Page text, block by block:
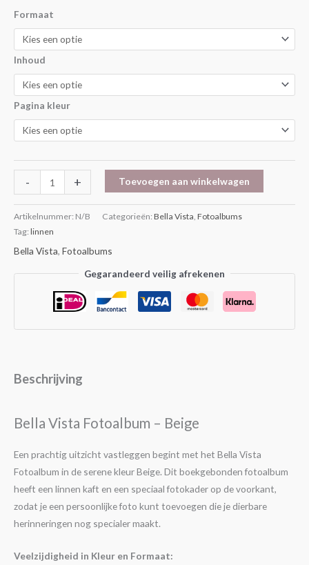
Formaat
Inhoud
Pagina kleur
- + Toevoegen aan winkelwagen
Artikelnummer: N/B Categorieën: Bella Vista, Fotoalbums
Tag: linnen
Bella Vista, Fotoalbums
Gegarandeerd veilig afrekenen
Beschrijving
Bella Vista Fotoalbum – Beige
Een prachtig uitzicht vastleggen begint met het Bella Vista
Fotoalbum in de serene kleur Beige. Dit boekgebonden fotoalbum
heeft een linnen kaft en een speciaal fotokader op de voorkant,
zodat je een persoonlijke foto kunt toevoegen die je dierbare
herinneringen nog specialer maakt.
Veelzijdigheid in Kleur en Formaat: